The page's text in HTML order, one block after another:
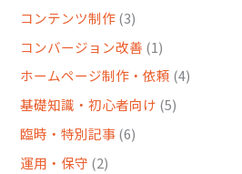
コンテンツ制作(3)
コンバージョン改善 (1)
ホームページ制作・依頼 (4)
基礎知識・初心者向け (5)
臨時・特別記事(6)
運用・保守 (2)